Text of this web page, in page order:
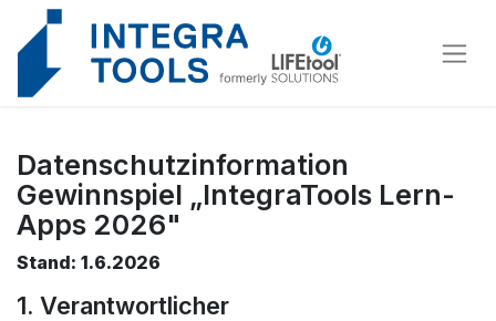
Datenschutzinformation
Gewinnspiel „IntegraTools Lern-
Apps 2026"
Stand: 1.6.2026
1. Verantwortlicher
Cookie-Einstellungen